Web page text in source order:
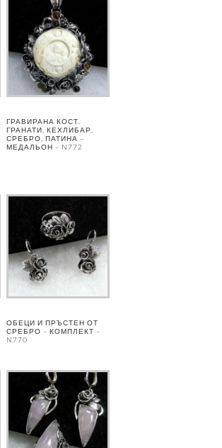
ГРАВИРАНА КОСТ,
ГРАНАТИ, КЕХЛИБАР,
СРЕБРО, ПАТИНА –
МЕДАЛЬОН – N772
ОБЕЦИ И ПРЪСТЕН ОТ
СРЕБРО – КОМПЛЕКТ –
N770